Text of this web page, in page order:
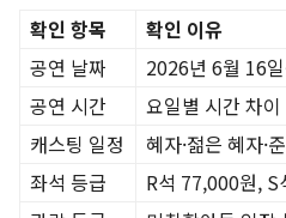
확인 항목
확인 이유
공연 날짜
2026년 6월 16
공연 시간
요일별 시간 차
캐스팅 일정
혜자·젊은 혜자·
좌석 등급
R석 77,000원,